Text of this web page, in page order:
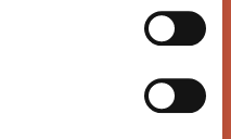
sistema più sicuro per
effettuare i pagamenti e per